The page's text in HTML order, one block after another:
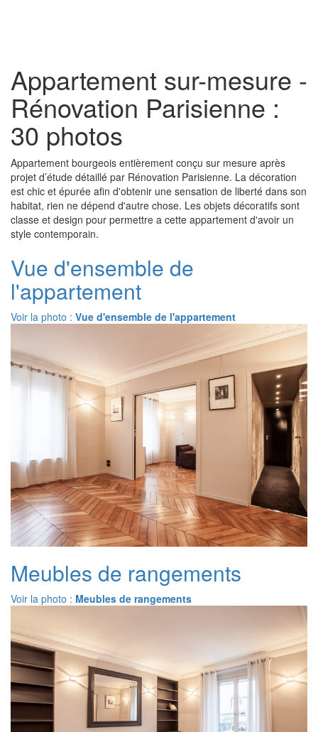
Appartement sur-mesure -
Rénovation Parisienne :
30 photos
Appartement bourgeois entièrement conçu sur mesure après
projet d’étude détaillé par Rénovation Parisienne. La décoration
est chic et épurée afin d'obtenir une sensation de liberté dans son
habitat, rien ne dépend d'autre chose. Les objets décoratifs sont
classe et design pour permettre a cette appartement d'avoir un
style contemporain.
Vue d'ensemble de
l'appartement
Voir la photo : Vue d'ensemble de l'appartement
Meubles de rangements
Voir la photo : Meubles de rangements